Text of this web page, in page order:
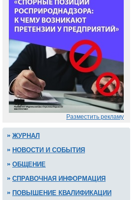
Разместить рекламу
ЖУРНАЛ
НОВОСТИ И СОБЫТИЯ
ОБЩЕНИЕ
СПРАВОЧНАЯ ИНФОРМАЦИЯ
ПОВЫШЕНИЕ КВАЛИФИКАЦИИ